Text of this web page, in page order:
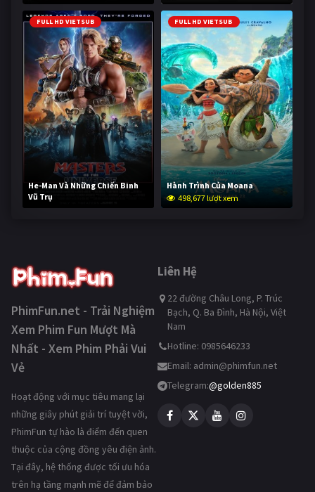
FULL HD VIETSUB
He-Man Và Những Chiến Binh
Vũ Trụ
248,142 lượt xem
FULL HD VIETSUB
Hành Trình Của Moana
498,677 lượt xem
PhimFun.net - Trải Nghiệm
Xem Phim Fun Mượt Mà
Nhất - Xem Phim Phải Vui
Vẻ
Hoạt động với mục tiêu mang lại
những giây phút giải trí tuyệt vời,
PhimFun tự hào là điểm đến quen
thuộc của cộng đồng yêu điện ảnh.
Tại đây, hệ thống được tối ưu hóa
trên hạ tầng mạnh mẽ để đảm bảo
Liên Hệ
22 đường Châu Long, P. Trúc
Bạch, Q. Ba Đình, Hà Nội, Việt
Nam
Hotline: 0985646233
Email: admin@phimfun.net
Telegram:@golden885